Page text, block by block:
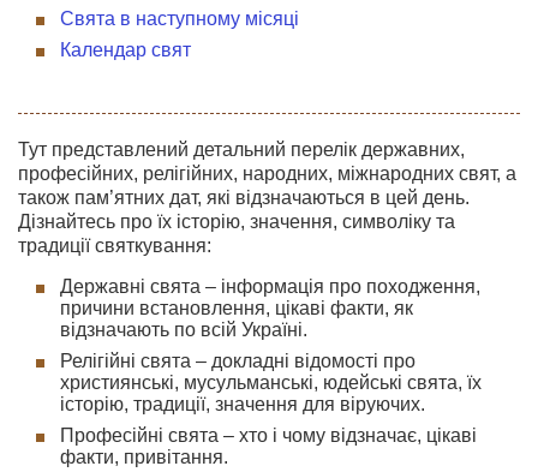
Свята в наступному місяці
Календар свят
Тут представлений детальний перелік державних,
професійних, релігійних, народних, міжнародних свят, а
також пам’ятних дат, які відзначаються в цей день.
Дізнайтесь про їх історію, значення, символіку та
традиції святкування:
Державні свята – інформація про походження,
причини встановлення, цікаві факти, як
відзначають по всій Україні.
Релігійні свята – докладні відомості про
християнські, мусульманські, юдейські свята, їх
історію, традиції, значення для віруючих.
Професійні свята – хто і чому відзначає, цікаві
факти, привітання.